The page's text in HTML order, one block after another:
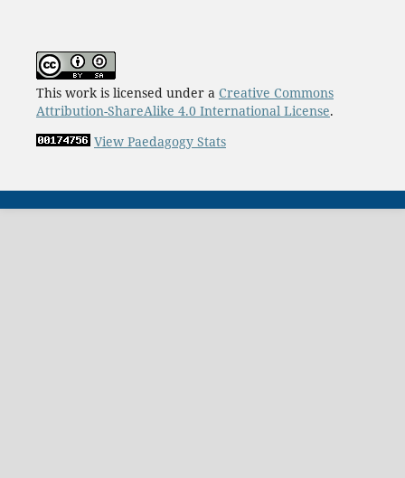
This work is licensed under a Creative Commons
Attribution-ShareAlike 4.0 International License.
View Paedagogy Stats